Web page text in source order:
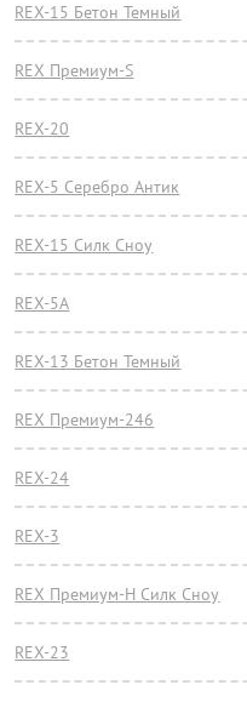
REX-15 Бетон Темный
REX Премиум-S
REX-20
REX-5 Серебро Антик
REX-15 Силк Сноу
REX-5А
REX-13 Бетон Темный
REX Премиум-246
REX-24
REX-3
REX Премиум-Н Силк Сноу
REX-23